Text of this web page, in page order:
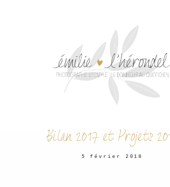
Bilan 2017 et Projets
5 février 2018